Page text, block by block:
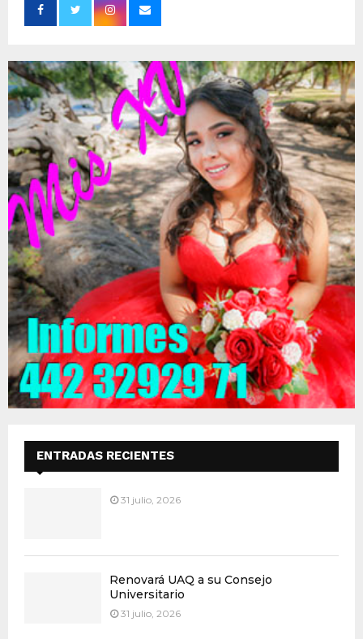
ENTRADAS RECIENTES
31 julio, 2026
Renovará UAQ a su Consejo
Universitario
31 julio, 2026